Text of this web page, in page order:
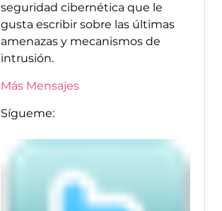
seguridad cibernética que le
gusta escribir sobre las últimas
amenazas y mecanismos de
intrusión.
Más Mensajes
Sígueme: